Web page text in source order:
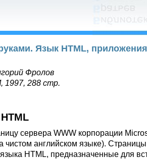
Язык HTML,
Фролов
288 стр.
сервера WWW корпорации
чистом английском языке).
HTML, предназначенные для